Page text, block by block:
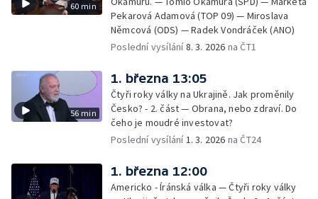
60 min
Pekarová Adamová (TOP 09) — Miroslava
Němcová (ODS) — Radek Vondráček (ANO)
Poslední vysílání8. 3. 2026 na ČT1
56 min
1. března 13:05
Čtyři roky války na Ukrajině. Jak proměnily
Česko? - 2. část — Obrana, nebo zdraví. Do
čeho je moudré investovat?
Poslední vysílání 1. 3. 2026 na ČT24
1. března 12:00
Americko - Íránská válka — Čtyři roky války